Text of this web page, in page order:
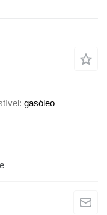
gasóleo